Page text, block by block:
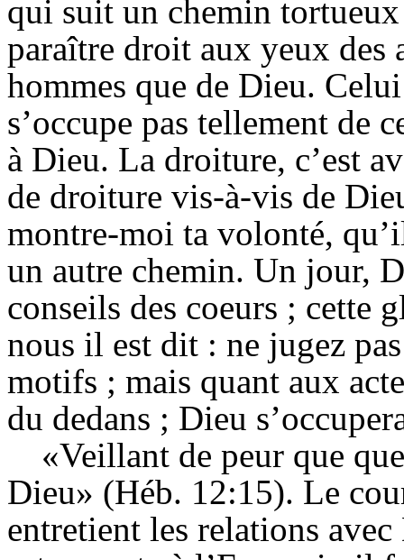
qui suit un chemin
paraître droit aux yeux des
hommes que de Dieu.
s’occupe pas tellement de
à Dieu. La droiture, c’est
de droiture vis-à-vis de
montre-moi ta volonté,
un autre chemin. Un jour,
conseils des coeurs ; cette
nous il est dit : ne jugez
motifs ; mais quant aux
du dedans ; Dieu
«Veillant de peur que
Dieu» (Héb. 12:15). Le
entretient les relations